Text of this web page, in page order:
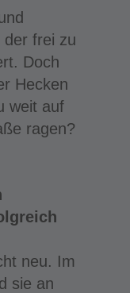
frei zu
Doch
Hecken
weit auf
ragen?
neu. Im
sie an